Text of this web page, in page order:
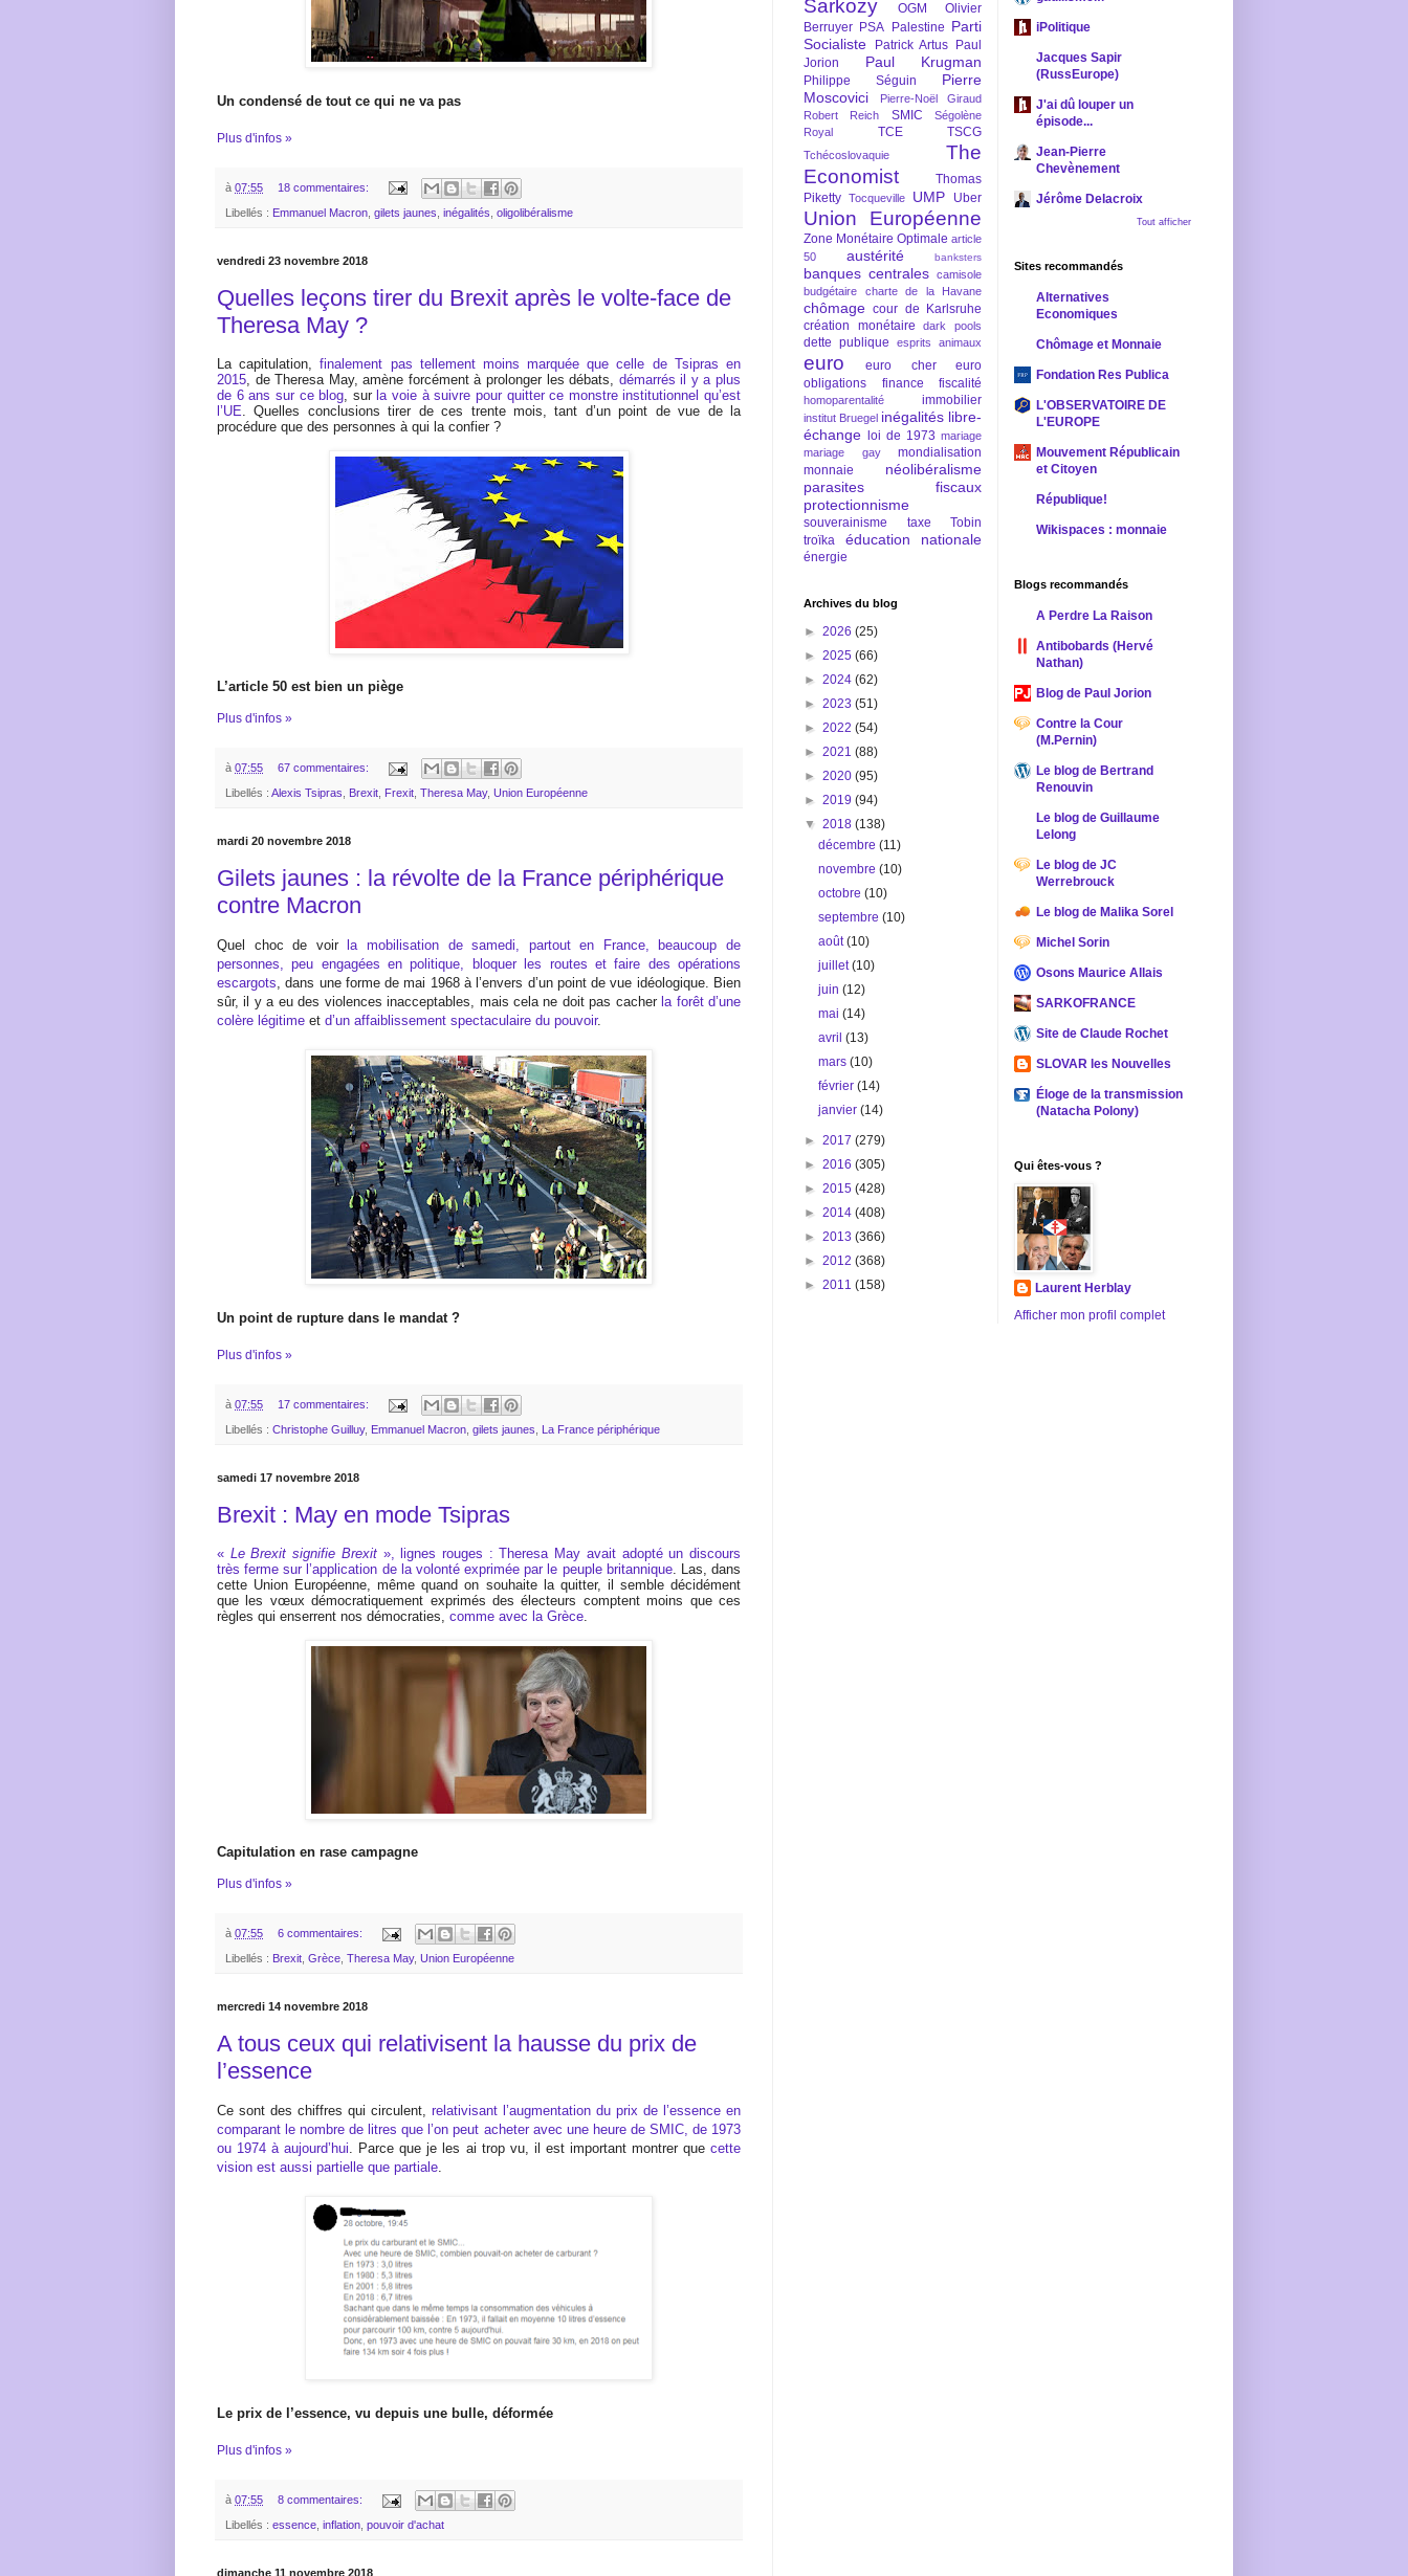
Un condensé de tout ce qui ne va pas
Plus d'infos »
à 07:55 18 commentaires:
Libellés : Emmanuel Macron gilets jaunes inégalités oligolibéralisme
vendredi 23 novembre 2018
Quelles leçons tirer du Brexit après le volte-face de
Theresa May ?
La capitulation,finalement pas tellement moins marquée que celle de Tsipras en
2015 , de Theresa May, amène forcément à prolonger les débats, démarrés il y a plus
de 6 ans sur ce blog , sur la voie à suivre pour quitter ce monstre institutionnel qu’est
l’UE . Quelles conclusions tirer de ces trente mois, tant d’un point de vue de la
procédure que des personnes à qui la confier ?
L’article 50 est bien un piège
Plus d'infos »
à 07:55 67 commentaires:
Libellés : Alexis Tsipras Brexit Frexit Theresa May, Union Européenne
mardi 20 novembre 2018
Gilets jaunes : la révolte de la France périphérique
contre Macron
Quel choc de voir
la mobilisation de samedi, partout en France, beaucoup de
personnes, peu engagées en politique, bloquer les routes et faire des opérations
escargots , dans une forme de mai 1968 à l’envers d’un point de vue idéologique. Bien
sûr, il y a eu des violences inacceptables, mais cela ne doit pas cacher la forêt d’une
colère légitime et d’un affaiblissement spectaculaire du pouvoir.
Un point de rupture dans le mandat ?
Plus d'infos »
à 07:55 17 commentaires:
Libellés : Christophe Guilluy, Emmanuel Macron gilets jaunes La France périphérique
samedi 17 novembre 2018
Brexit : May en mode Tsipras
« Le Brexit signifie Brexit», lignes rouges : Theresa May avait adopté un discours
très ferme sur l’application de la volonté exprimée par le peuple britannique. Las, dans
cette Union Européenne, même quand on souhaite la quitter, il semble décidément
que les vœux démocratiquement exprimés des électeurs comptent moins que ces
règles qui enserrent nos démocraties, comme avec la Grèce.
Capitulation en rase campagne
Plus d'infos »
à 07:55 6 commentaires:
Libellés : Brexit Grèce Theresa May, Union Européenne
mercredi 14 novembre 2018
A tous ceux qui relativisent la hausse du prix de
l’essence
Ce sont des chiffres qui circulent, relativisant l’augmentation du prix de l’essence en
comparant le nombre de litres que l’on peut acheter avec une heure de SMIC, de 1973
ou 1974 à aujourd’hui. Parce que je les ai trop vu, il est important montrer que cette
vision est aussi partielle que partiale.
Le prix de l’essence, vu depuis une bulle, déformée
Plus d'infos »
à 07:55 8 commentaires:
Libellés : essence, inflation, pouvoir d'achat
dimanche 11 novembre 2018
Sarkozy
OGM
Olivier
Berruyer PSA Palestine Parti
Socialiste
Patrick Artus
Paul
Jorion
Paul Krugman
Philippe Séguin
Pierre
Moscovici
Pierre-Noël Giraud
Robert Reich
SMIC
Ségolène
Royal
TCE TSCG
Tchécoslovaquie
The
Economist
Thomas
Piketty Tocqueville UMP Uber
Union Européenne
Zone Monétaire Optimale article
50
austérité banksters
banques centrales camisole
budgétaire
charte de la Havane
chômage cour de Karlsruhe
création monétaire
dark pools
dette publique esprits animaux
euro euro cher
euro
obligations
finance fiscalité
homoparentalité immobilier
institut Bruegel inégalités libre-
échange
loi de 1973 mariage
mariage gay
mondialisation
monnaie
néolibéralisme
parasites fiscaux
protectionnisme
souverainisme
taxe Tobin
troïka
éducation nationale
énergie
Archives du blog
► 2026 (25)
► 2025 (66)
► 2024 (62)
► 2023 (51)
► 2022 (54)
► 2021 (88)
► 2020 (95)
► 2019 (94)
▼ 2018 (138)
décembre(11)
novembre(10)
octobre(10)
septembre(10)
août(10)
juillet(10)
juin(12)
mai(14)
avril(13)
mars(10)
février(14)
janvier(14)
► 2017 (279)
► 2016 (305)
► 2015 (428)
► 2014 (408)
► 2013 (366)
► 2012 (368)
► 2011 (158)
iPolitique
Jacques Sapir
(RussEurope)
J'ai dû louper un
épisode...
Jean-Pierre
Chevènement
Jérôme Delacroix
Tout afficher
Sites recommandés
Alternatives
Economiques
Chômage et Monnaie
Fondation Res Publica
L'OBSERVATOIRE DE
L'EUROPE
Mouvement Républicain
et Citoyen
République!
Wikispaces : monnaie
Blogs recommandés
A Perdre La Raison
Antibobards (Hervé
Nathan)
Blog de Paul Jorion
Contre la Cour
(M.Pernin)
Le blog de Bertrand
Renouvin
Le blog de Guillaume
Lelong
Le blog de JC
Werrebrouck
Le blog de Malika Sorel
Michel Sorin
Osons Maurice Allais
SARKOFRANCE
Site de Claude Rochet
SLOVAR les Nouvelles
Éloge de la transmission
(Natacha Polony)
Qui êtes-vous ?
Laurent Herblay
Afficher mon profil complet